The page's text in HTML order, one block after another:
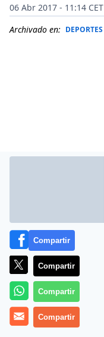
06 Abr 2017 - 11:14 CET
Archivado en: DEPORTES
Compartir
Compartir
Compartir
Compartir